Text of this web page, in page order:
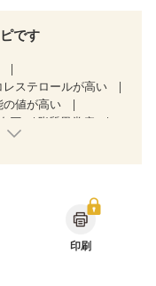
です
レステロールが高い
の値が高い
圧
脂質異常症
１）
療中）
線治療中）印刷